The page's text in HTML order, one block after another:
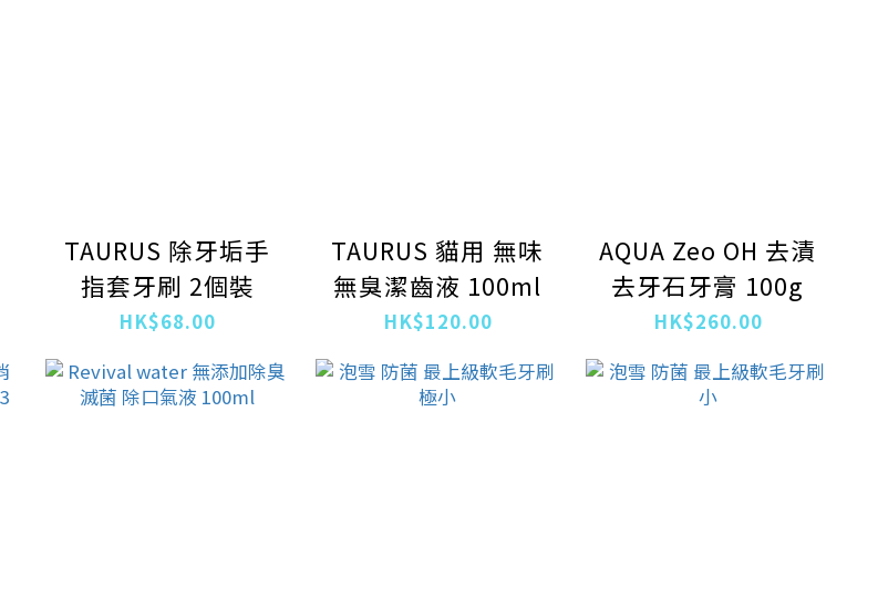
TAURUS 除牙垢手
指套牙刷 2個裝
HK$68.00
TAURUS 貓用 無味
無臭潔齒液 100ml
HK$120.00
AQUA Zeo OH 去漬
去牙石牙膏 100g
HK$260.00